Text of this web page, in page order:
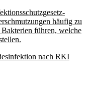
häufig zu
führen, welche
nach RKI